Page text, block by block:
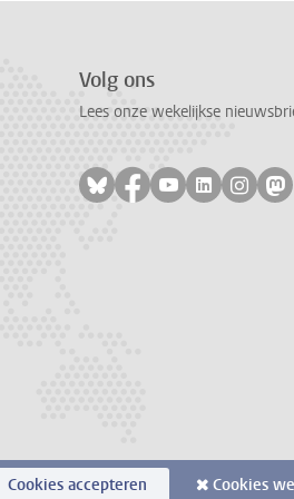
Volg ons
Lees onze wekelijkse
Volg ons op bluesky
Volg ons op
Volg ons op
Volg ons
Volg
Cookies accepteren Cookies